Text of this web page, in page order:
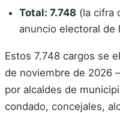
Total: 7.748 (la cifra
anuncio electoral de
Estos 7.748 cargos se
de noviembre de 2026
por alcaldes de
condado, concejales,